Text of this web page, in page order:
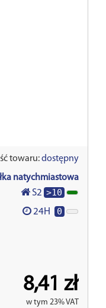
towaru:dostępny
natychmiastowa
S2 >10
24H 0
8,41 zł
w tym 23% VAT